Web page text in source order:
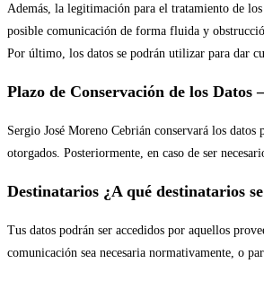
Además, la legitimación para el tratamiento de
posible comunicación de forma fluida y
Por último, los datos se podrán utilizar para dar
Plazo de Conservación de los Datos
Sergio José Moreno Cebrián conservará los
otorgados. Posteriormente, en caso de ser
Destinatarios ¿A qué destinatarios
Tus datos podrán ser accedidos por aquellos
comunicación sea necesaria normativamente, o